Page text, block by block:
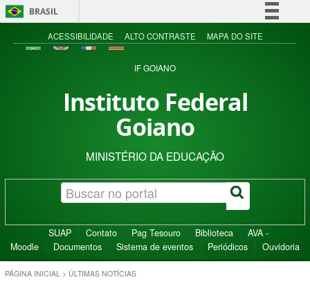
BRASIL
Simplifique!
Acesso à informação
ACESSIBILIDADE ALTO CONTRASTE MAPA DO SITE
IF GOIANO
Instituto Federal
Goiano
MINISTÉRIO DA EDUCAÇÃO
SUAP Contato Pag Tesouro Biblioteca
AVA -
Moodle
Documentos Sistema de eventos Periódicos Ouvidoria
PÁGINA INICIAL > ÚLTIMAS NOTÍCIAS